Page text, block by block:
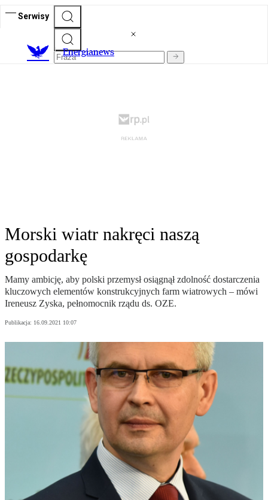
Serwisy
Energianews
Morski wiatr nakręci naszą
gospodarkę
Mamy ambicję, aby polski przemysł osiągnął zdolność dostarczenia
kluczowych elementów konstrukcyjnych farm wiatrowych – mówi
Ireneusz Zyska, pełnomocnik rządu ds. OZE.
Publikacja: 16.09.2021 10:07